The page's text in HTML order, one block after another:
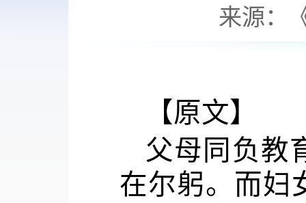
来源：
【原文】
父母同负教
在尔躬。而妇